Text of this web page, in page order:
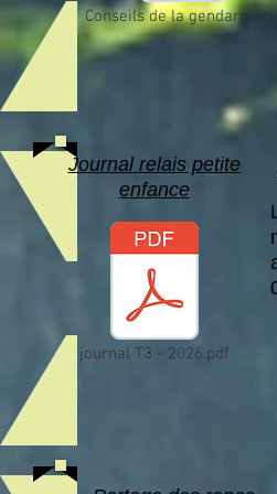
Conseils de la
Journal relais petite
enfance
journal T3 - 2026.pdf